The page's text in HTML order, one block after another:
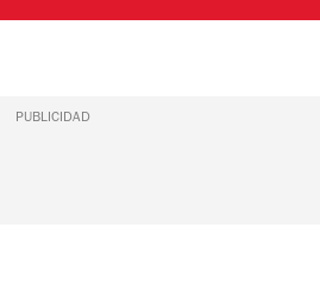
PUBLICIDAD